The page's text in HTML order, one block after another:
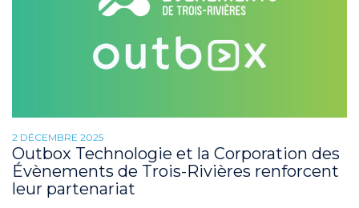
2 DÉCEMBRE 2025
Outbox Technologie et la Corporation des
Évènements de Trois-Rivières renforcent
leur partenariat